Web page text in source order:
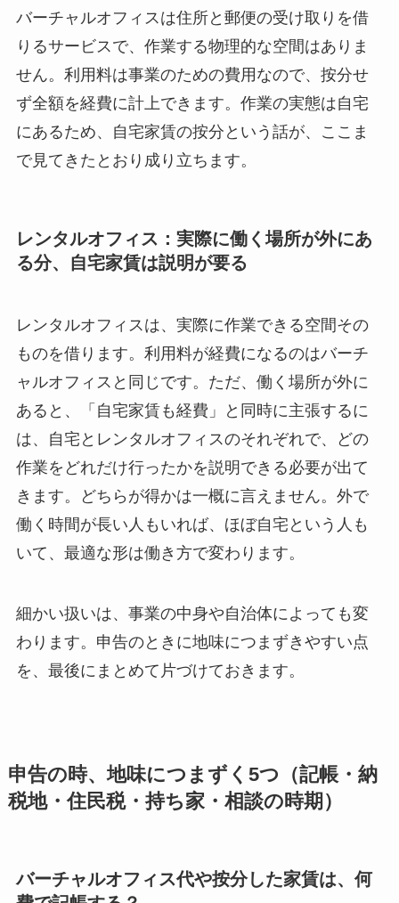
バーチャルオフィスは住所と郵便の受け取りを借
りるサービスで、作業する物理的な空間はありま
せん。利用料は事業のための費用なので、按分せ
ず全額を経費に計上できます。作業の実態は自宅
にあるため、自宅家賃の按分という話が、ここま
で見てきたとおり成り立ちます。
レンタルオフィス：実際に働く場所が外にあ
る分、自宅家賃は説明が要る
レンタルオフィスは、実際に作業できる空間その
ものを借ります。利用料が経費になるのはバーチ
ャルオフィスと同じです。ただ、働く場所が外に
あると、「自宅家賃も経費」と同時に主張するに
は、自宅とレンタルオフィスのそれぞれで、どの
作業をどれだけ行ったかを説明できる必要が出て
きます。どちらが得かは一概に言えません。外で
働く時間が長い人もいれば、ほぼ自宅という人も
いて、最適な形は働き方で変わります。
細かい扱いは、事業の中身や自治体によっても変
わります。申告のときに地味につまずきやすい点
を、最後にまとめて片づけておきます。
申告の時、地味につまずく5つ（記帳・納
税地・住民税・持ち家・相談の時期）
バーチャルオフィス代や按分した家賃は、何